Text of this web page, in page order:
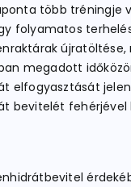
több tréningje
folyamatos
újratöltése,
megadott
elfogyasztását
bevitelét fehérjével